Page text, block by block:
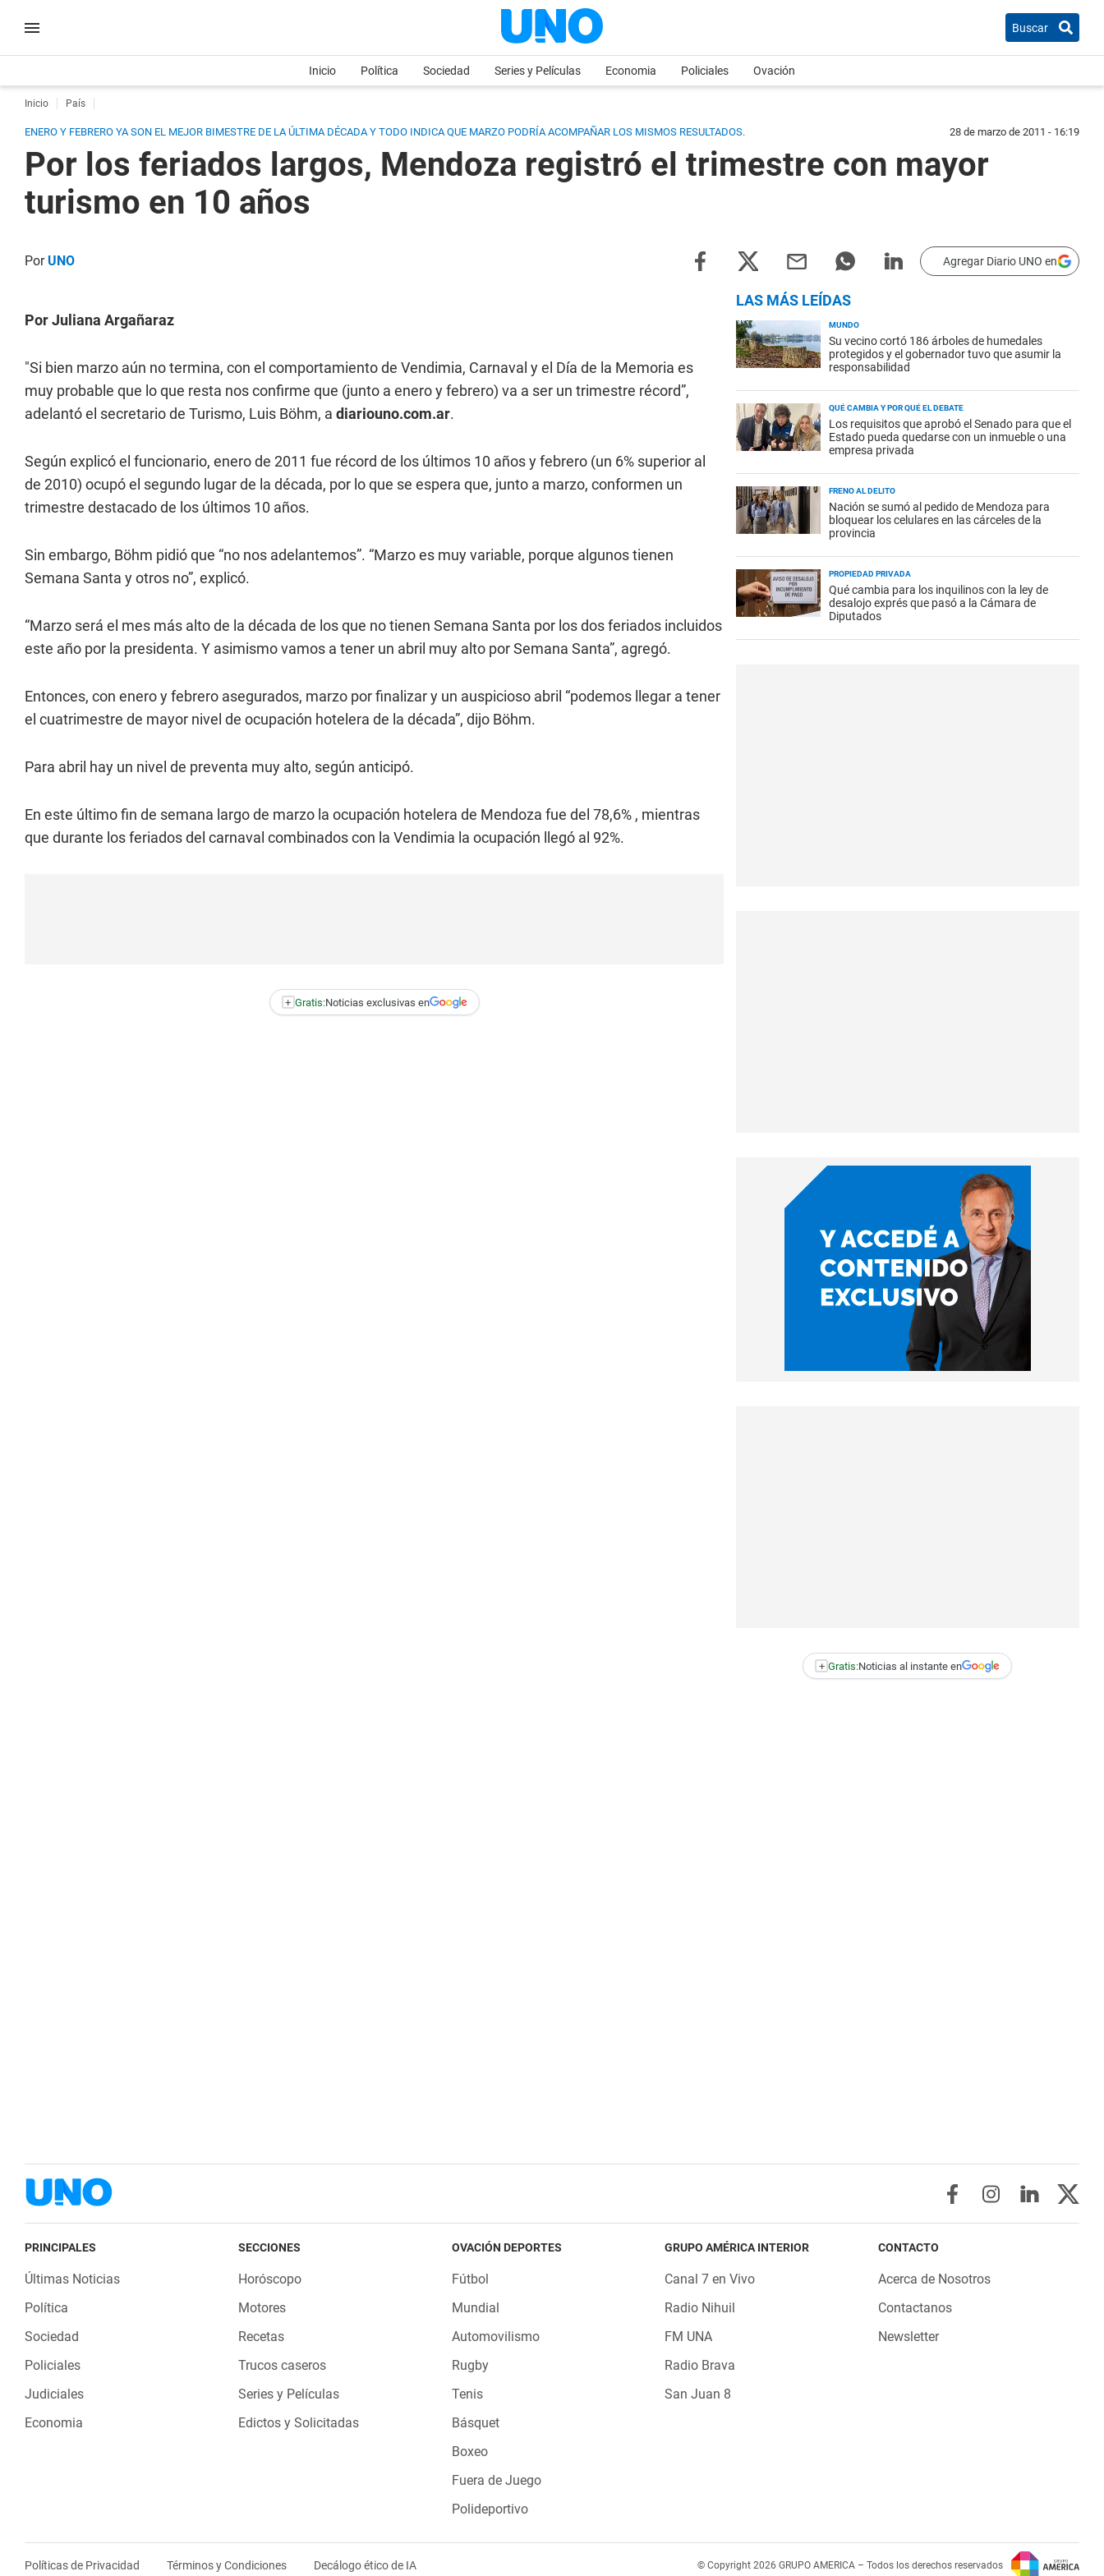
Buscar
Inicio Política Sociedad Series y Películas Economia Policiales Ovación
Inicio País
ENERO Y FEBRERO YA SON EL MEJOR BIMESTRE DE LA ÚLTIMA DÉCADA Y TODO INDICA QUE MARZO PODRÍA ACOMPAÑAR LOS MISMOS RESULTADOS. 28 de marzo de 2011 - 16:19
Por los feriados largos, Mendoza registró el trimestre con mayor
turismo en 10 años
PorUNO Agregar Diario UNO en
Por Juliana Argañaraz
"Si bien marzo aún no termina, con el comportamiento de Vendimia, Carnaval y el Día de la Memoria es
muy probable que lo que resta nos confirme que (junto a enero y febrero) va a ser un trimestre récord”,
adelantó el secretario de Turismo, Luis Böhm, a diariouno.com.ar.
Según explicó el funcionario, enero de 2011 fue récord de los últimos 10 años y febrero (un 6% superior al
de 2010) ocupó el segundo lugar de la década, por lo que se espera que, junto a marzo, conformen un
trimestre destacado de los últimos 10 años.
Sin embargo, Böhm pidió que “no nos adelantemos”. “Marzo es muy variable, porque algunos tienen
Semana Santa y otros no”, explicó.
“Marzo será el mes más alto de la década de los que no tienen Semana Santa por los dos feriados incluidos
este año por la presidenta. Y asimismo vamos a tener un abril muy alto por Semana Santa”, agregó.
Entonces, con enero y febrero asegurados, marzo por finalizar y un auspicioso abril “podemos llegar a tener
el cuatrimestre de mayor nivel de ocupación hotelera de la década”, dijo Böhm.
Para abril hay un nivel de preventa muy alto, según anticipó.
En este último fin de semana largo de marzo la ocupación hotelera de Mendoza fue del 78,6% , mientras
que durante los feriados del carnaval combinados con la Vendimia la ocupación llegó al 92%.
+ Gratis:Noticias exclusivas en
LAS MÁS LEÍDAS
MUNDO
Su vecino cortó 186 árboles de humedales
protegidos y el gobernador tuvo que asumir la
responsabilidad
QUÉ CAMBIA Y POR QUÉ EL DEBATE
Los requisitos que aprobó el Senado para que el
Estado pueda quedarse con un inmueble o una
empresa privada
FRENO AL DELITO
Nación se sumó al pedido de Mendoza para
bloquear los celulares en las cárceles de la
provincia
PROPIEDAD PRIVADA
Qué cambia para los inquilinos con la ley de
desalojo exprés que pasó a la Cámara de
Diputados
+ Gratis:Noticias al instante en
PRINCIPALES
Últimas Noticias
Política
Sociedad
Policiales
Judiciales
Economia
SECCIONES
Horóscopo
Motores
Recetas
Trucos caseros
Series y Películas
Edictos y Solicitadas
OVACIÓN DEPORTES
Fútbol
Mundial
Automovilismo
Rugby
Tenis
Básquet
Boxeo
Fuera de Juego
Polideportivo
GRUPO AMÉRICA INTERIOR
Canal 7 en Vivo
Radio Nihuil
FM UNA
Radio Brava
San Juan 8
CONTACTO
Acerca de Nosotros
Contactanos
Newsletter
Políticas de Privacidad Términos y Condiciones Decálogo ético de IA © Copyright 2026 GRUPO AMERICA – Todos los derechos reservados